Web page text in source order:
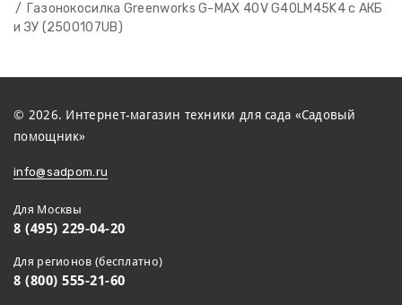
Газонокосилка Greenworks G-MAX 40V G40LM45K4 с АКБ
и ЗУ (2500107UB)
© 2026. Интернет-магазин техники для сада «Садовый
помощник»
info@sadpom.ru
Для Москвы
8 (495) 229-04-20
Для регионов (бесплатно)
8 (800) 555-21-60